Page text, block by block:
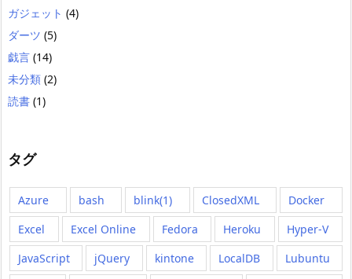
ガジェット (4)
ダーツ (5)
戯言 (14)
未分類 (2)
読書 (1)
タグ
Azure bash blink(1) ClosedXML
Docker
Excel
Excel Online Fedora Heroku
Hyper-V
JavaScript
jQuery kintone LocalDB
Lubuntu